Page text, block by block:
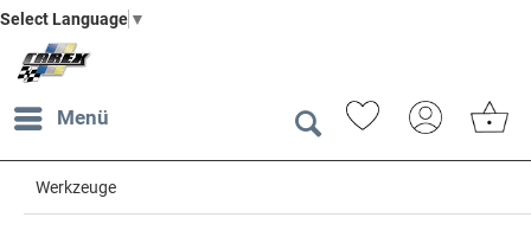
Select Language ▼
Menü
Werkzeuge